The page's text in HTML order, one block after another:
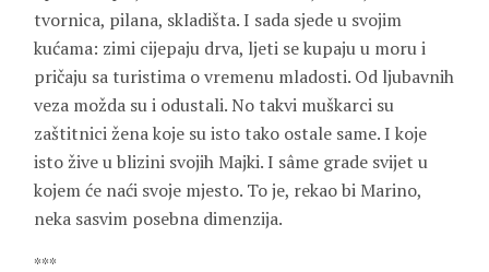
tvornica, pilana, skladišta. I sada sjede u svojim
kućama: zimi cijepaju drva, ljeti se kupaju u moru i
pričaju sa turistima o vremenu mladosti. Od ljubavnih
veza možda su i odustali. No takvi muškarci su
zaštitnici žena koje su isto tako ostale same. I koje
isto žive u blizini svojih Majki. I sâme grade svijet u
kojem će naći svoje mjesto. To je, rekao bi Marino,
neka sasvim posebna dimenzija.
***